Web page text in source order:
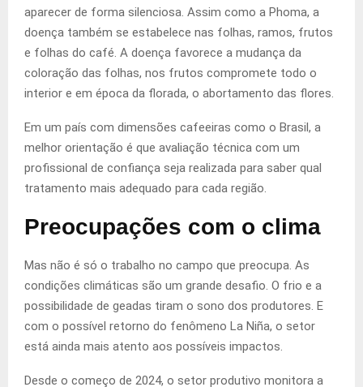
aparecer de forma silenciosa. Assim como a Phoma, a
doença também se estabelece nas folhas, ramos, frutos
e folhas do café. A doença favorece a mudança da
coloração das folhas, nos frutos compromete todo o
interior e em época da florada, o abortamento das flores.
Em um país com dimensões cafeeiras como o Brasil, a
melhor orientação é que avaliação técnica com um
profissional de confiança seja realizada para saber qual
tratamento mais adequado para cada região.
Preocupações com o clima
Mas não é só o trabalho no campo que preocupa. As
condições climáticas são um grande desafio. O frio e a
possibilidade de geadas tiram o sono dos produtores. E
com o possível retorno do fenômeno La Niña, o setor
está ainda mais atento aos possíveis impactos.
Desde o começo de 2024, o setor produtivo monitora a